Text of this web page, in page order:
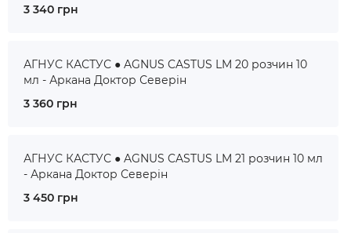
3 340 грн
АГНУС КАСТУС ● AGNUS CASTUS LM 20 розчин 10
мл - Аркана Доктор Северін
3 360 грн
АГНУС КАСТУС ● AGNUS CASTUS LM 21 розчин 10 мл
- Аркана Доктор Северін
3 450 грн